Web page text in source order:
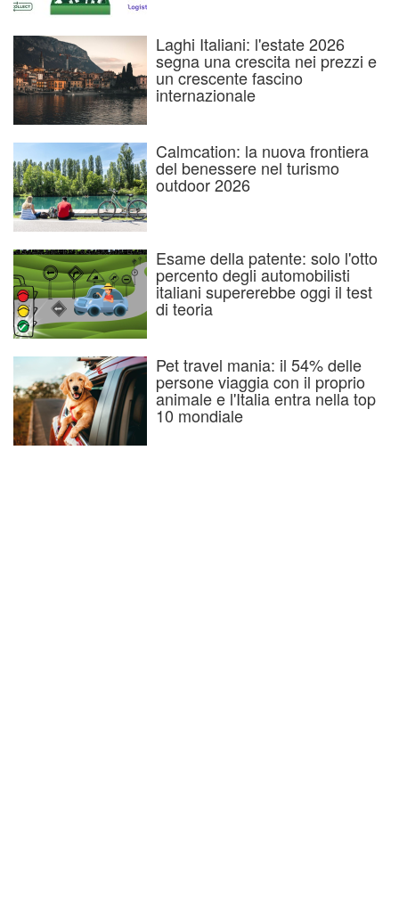
Laghi Italiani: l'estate 2026
segna una crescita nei prezzi e
un crescente fascino
internazionale
Calmcation: la nuova frontiera
del benessere nel turismo
outdoor 2026
Esame della patente: solo l'otto
percento degli automobilisti
italiani supererebbe oggi il test
di teoria
Pet travel mania: il 54% delle
persone viaggia con il proprio
animale e l'Italia entra nella top
10 mondiale